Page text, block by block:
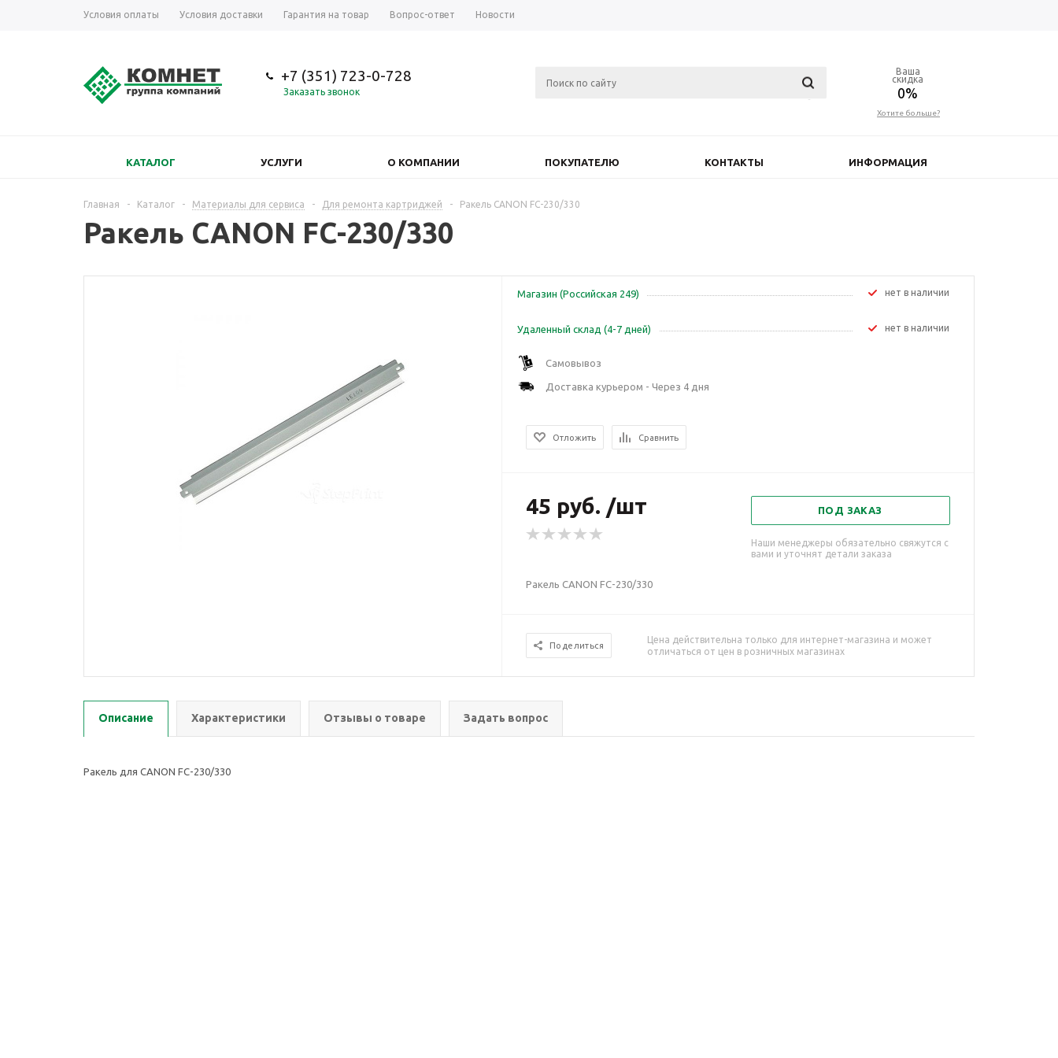
Условия оплаты Условия доставки Гарантия на товар Вопрос-ответ Новости
+7 (351) 723-0-728
Заказать звонок
Ваша
скидка
0%
Хотите больше?
КАТАЛОГ УСЛУГИ О КОМПАНИИ ПОКУПАТЕЛЮ КОНТАКТЫ ИНФОРМАЦИЯ
Главная - Каталог - Материалы для сервиса - Для ремонта картриджей - Ракель CANON FC-230/330
Ракель CANON FC-230/330
Магазин (Российская 249) Нет в наличии
Удаленный склад (4-7 дней) Нет в наличии
Самовывоз
Доставка курьером - Через 4 дня
Отложить Сравнить
45 руб. /шт ПОД ЗАКАЗ
Наши менеджеры обязательно свяжутся с
вами и уточнят детали заказа
Ракель CANON FC-230/330
Поделиться
Цена действительна только для интернет-магазина и может
отличаться от цен в розничных магазинах
Описание Характеристики Отзывы о товаре Задать вопрос
Ракель для CANON FC-230/330